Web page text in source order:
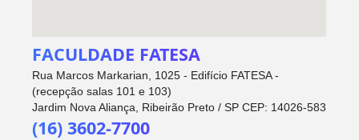
FACULDADE FATESA
Rua Marcos Markarian, 1025 - Edifício FATESA -
(recepção salas 101 e 103)
Jardim Nova Aliança, Ribeirão Preto / SP CEP: 14026-583
(16) 3602-7700